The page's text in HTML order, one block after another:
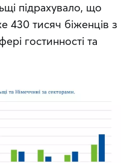
підрахувало, що
430 тисяч біженців з
гостинності та